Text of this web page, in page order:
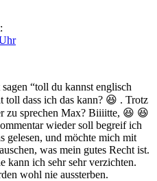
“toll du kannst englisch
toll dass ich das kann? 😆 . Trotz
zu sprechen Max? Biiiitte, 😆 😆
wieder soll begreif ich
gelesen, und möchte mich mit
was mein gutes Recht ist.
kann ich sehr sehr verzichten.
wohl nie aussterben.